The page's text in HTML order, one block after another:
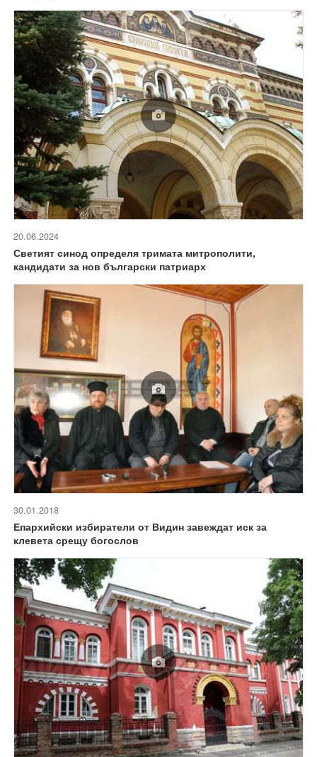
20.06.2024
Светият синод определя тримата митрополити,
кандидати за нов български патриарх
30.01.2018
Епархийски избиратели от Видин завеждат иск за
клевета срещу богослов